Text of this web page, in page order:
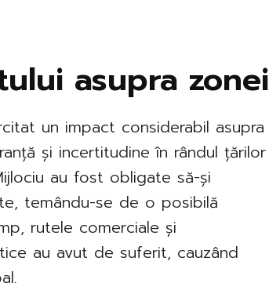
asupra zonei
un impact considerabil asupra
și incertitudine în rândul țărilor
au fost obligate să-și
temându-se de o posibilă
rutele comerciale și
au avut de suferit, cauzând